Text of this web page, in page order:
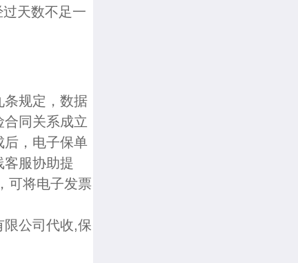
天数不足一
条规定，数据
同关系成立
后，电子保单
客服协助提
可将电子发票
限公司代收,保